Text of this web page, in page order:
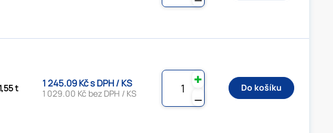
t 1 245.09 Kč s DPH / KS
1 029.00 Kč bez DPH / KS ⚊
✚
Do košíku